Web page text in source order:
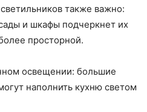
также важно:
и шкафы подчеркнет их
просторной.
освещении: большие
наполнить кухню светом